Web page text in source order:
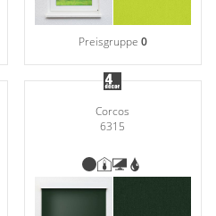
Preisgruppe 0
Corcos
6315